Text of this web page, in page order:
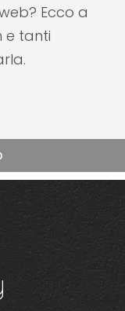
Ecco a
e tanti